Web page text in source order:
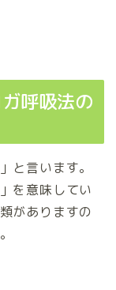
呼吸法の
と言います。
を意味してい
がありますの